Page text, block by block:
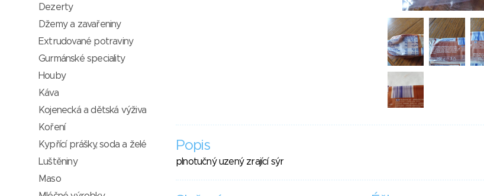
Popis
plnotučný uzený zrající sýr
Dezerty
Džemy a zavařeniny
Extrudované potraviny
Gurmánské speciality
Houby
Káva
Kojenecká a dětská výživa
Koření
Kypřící prášky, soda a želé
Luštěniny
Maso